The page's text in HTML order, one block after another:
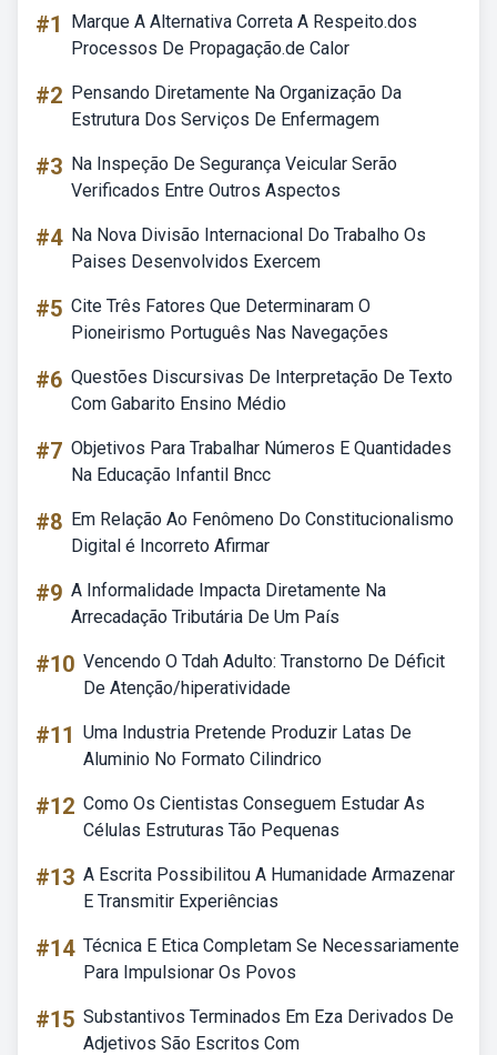
#1
Marque A Alternativa Correta A Respeito.dos
Processos De Propagação.de Calor
#2 Pensando Diretamente Na Organização Da
Estrutura Dos Serviços De Enfermagem
#3 Na Inspeção De Segurança Veicular Serão
Verificados Entre Outros Aspectos
#4 Na Nova Divisão Internacional Do Trabalho Os
Paises Desenvolvidos Exercem
#5 Cite Três Fatores Que Determinaram O
Pioneirismo Português Nas Navegações
#6 Questões Discursivas De Interpretação De Texto
Com Gabarito Ensino Médio
#7 Objetivos Para Trabalhar Números E Quantidades
Na Educação Infantil Bncc
#8 Em Relação Ao Fenômeno Do Constitucionalismo
Digital é Incorreto Afirmar
#9 A Informalidade Impacta Diretamente Na
Arrecadação Tributária De Um País
#10 Vencendo O Tdah Adulto: Transtorno De Déficit
De Atenção/hiperatividade
#11 Uma Industria Pretende Produzir Latas De
Aluminio No Formato Cilindrico
#12 Como Os Cientistas Conseguem Estudar As
Células Estruturas Tão Pequenas
#13 A Escrita Possibilitou A Humanidade Armazenar
E Transmitir Experiências
#14 Técnica E Etica Completam Se Necessariamente
Para Impulsionar Os Povos
#15 Substantivos Terminados Em Eza Derivados De
Adjetivos São Escritos Com